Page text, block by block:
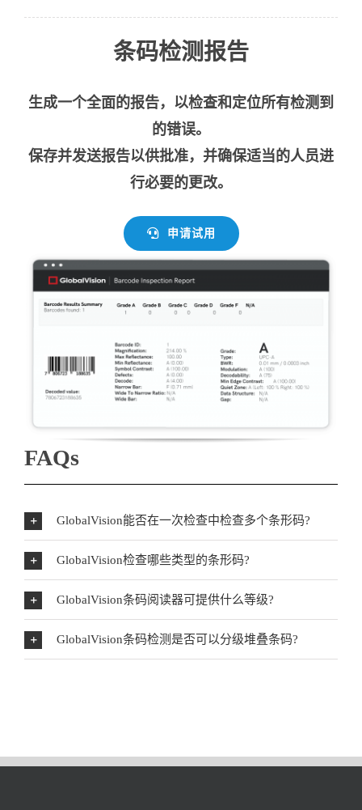
条码检测报告
生成一个全面的报告，以检查和定位所有检测到
的错误。
保存并发送报告以供批准，并确保适当的人员进
行必要的更改。
申请试用
FAQs
GlobalVision能否在一次检查中检查多个条形码?
GlobalVision检查哪些类型的条形码?
GlobalVision条码阅读器可提供什么等级?
GlobalVision条码检测是否可以分级堆叠条码?